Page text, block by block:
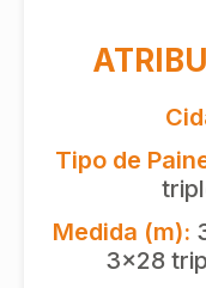
Tipo de
Medida (m):
3x28